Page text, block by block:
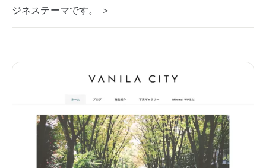
ジネステーマです。 ＞